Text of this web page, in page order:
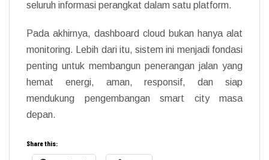
seluruh informasi perangkat dalam satu platform.
Pada akhirnya, dashboard cloud bukan hanya alat
monitoring. Lebih dari itu, sistem ini menjadi fondasi
penting untuk membangun penerangan jalan yang
hemat energi, aman, responsif, dan siap
mendukung pengembangan smart city masa
depan.
Share this: